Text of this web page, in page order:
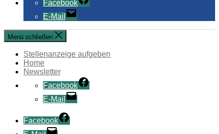
Facebook
E-Mail
Menü schließen
Stellenanzeige aufgeben
Home
Newsletter
Facebook
E-Mail
Facebook